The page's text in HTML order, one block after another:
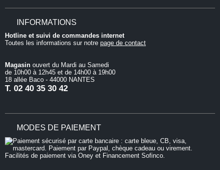
INFORMATIONS
Hotline et suivi de commandes internet
Toutes les informations sur notre page de contact
Magasin ouvert du Mardi au Samedi
de 10h00 à 12h45 et de 14h00 à 19h00
18 allée Baco - 44000 NANTES
T. 02 40 35 30 42
MODES DE PAIEMENT